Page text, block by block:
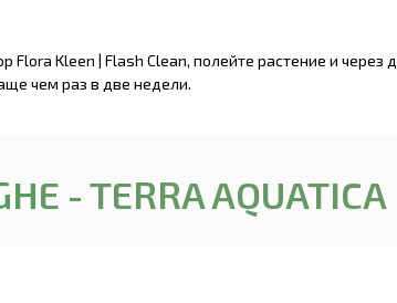
Kleen | Flash Clean, полейте растение и через
чем раз в две недели.
E - TERRA AQUATICA